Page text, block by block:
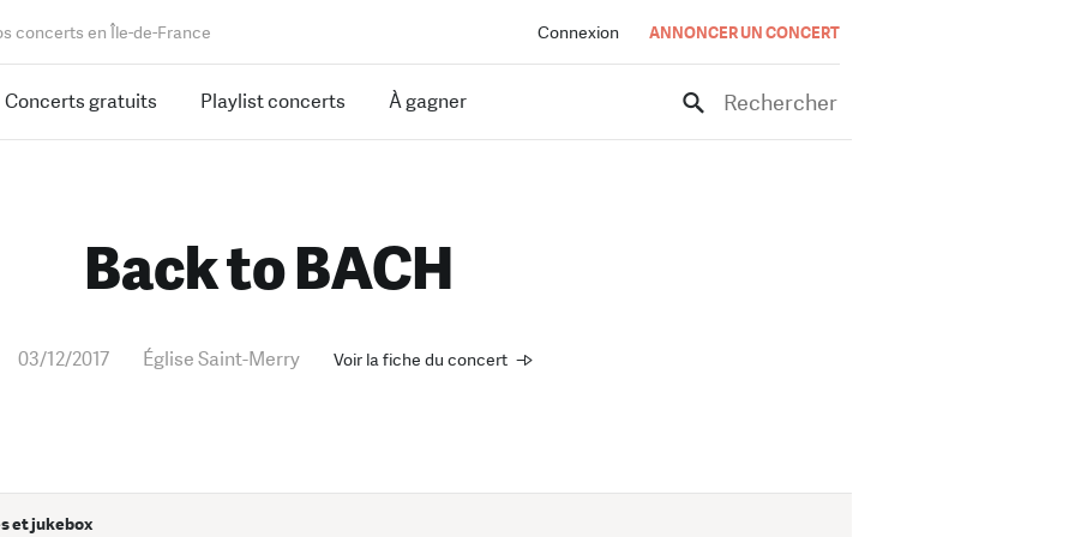
Connexion ANNONCER UN CONCERT
concerts en Île-de-France
Concerts gratuits Playlist concerts À gagner Rechercher
Back to BACH
03/12/2017 Église Saint-Merry Voir la fiche du concert
et jukebox